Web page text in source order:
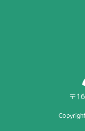
〒